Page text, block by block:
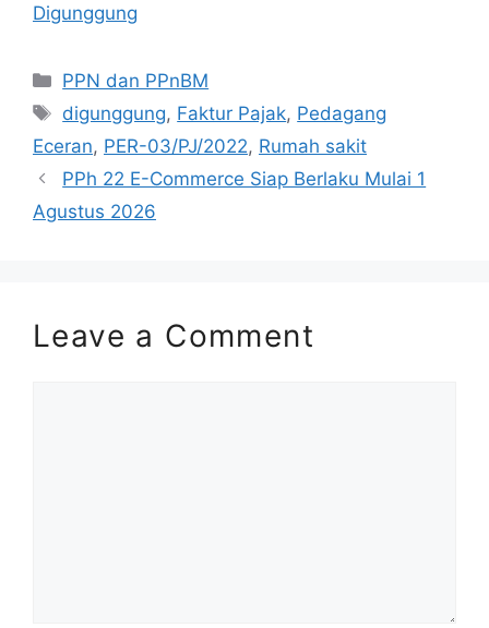
Digunggung
Categories
PPN dan PPnBM
Tags
digunggung, Faktur Pajak, Pedagang
Eceran, PER-03/PJ/2022, Rumah sakit
PPh 22 E-Commerce Siap Berlaku Mulai 1
Agustus 2026
Leave a Comment